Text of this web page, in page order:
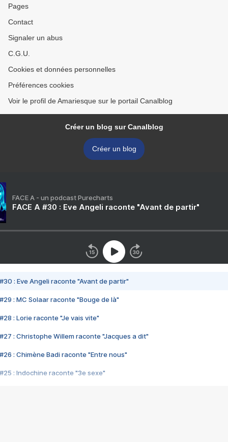
Pages
Contact
Signaler un abus
C.G.U.
Cookies et données personnelles
Préférences cookies
Voir le profil de Amariesque sur le portail Canalblog
Créer un blog sur Canalblog
Créer un blog
FACE A - un podcast Purecharts
FACE A #30 : Eve Angeli raconte "Avant de partir"
#30 : Eve Angeli raconte "Avant de partir"
#29 : MC Solaar raconte "Bouge de là"
#28 : Lorie raconte "Je vais vite"
#27 : Christophe Willem raconte "Jacques a dit"
#26 : Chimène Badi raconte "Entre nous"
#25 : Indochine raconte "3e sexe"